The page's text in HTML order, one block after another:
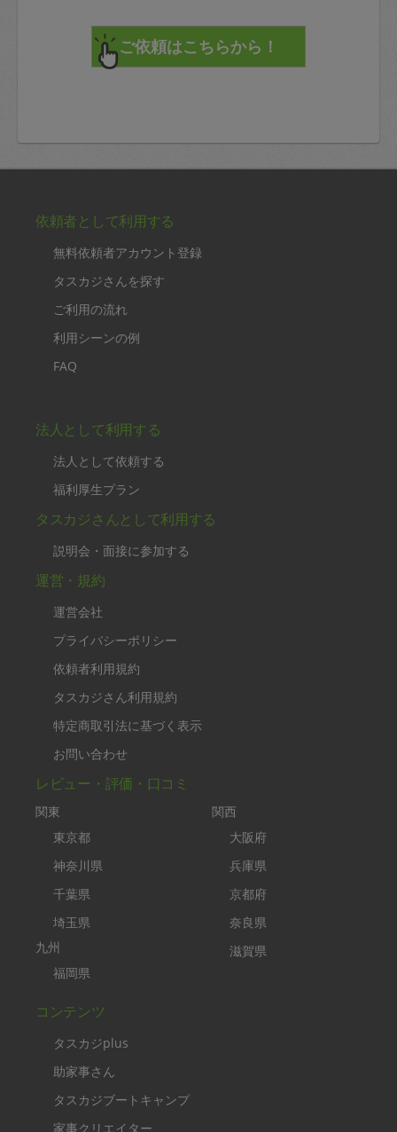
依頼者として利用する
無料依頼者アカウント登録
タスカジさんを探す
ご利用の流れ
利用シーンの例
FAQ
法人として利用する
法人として依頼する
福利厚生プラン
タスカジさんとして利用する
説明会・面接に参加する
運営・規約
運営会社
プライバシーポリシー
依頼者利用規約
タスカジさん利用規約
特定商取引法に基づく表示
お問い合わせ
レビュー・評価・口コミ
関東
東京都
神奈川県
千葉県
埼玉県
九州
福岡県
関西
大阪府
兵庫県
京都府
奈良県
滋賀県
コンテンツ
タスカジplus
助家事さん
タスカジブートキャンプ
家事クリエイター